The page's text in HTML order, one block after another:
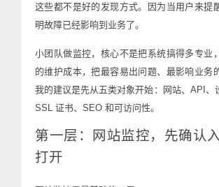
这些都不是好的发现方式。因为当用户来提
明故障已经影响到业务了。
小团队做监控，核心不是把系统搞得多专业
的维护成本，把最容易出问题、最影响业务
我的建议是先从五类对象开始：网站、API、
SSL 证书、SEO 和可访问性。
第一层：网站监控，先确认
打开